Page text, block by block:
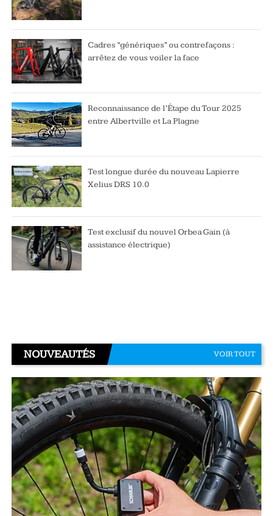
Cadres “génériques” ou contrefaçons :
arrêtez de vous voiler la face
Reconnaissance de l’Étape du Tour 2025
entre Albertville et La Plagne
Test longue durée du nouveau Lapierre
Xelius DRS 10.0
Test exclusif du nouvel Orbea Gain (à
assistance électrique)
NOUVEAUTÉS VOIR TOUT